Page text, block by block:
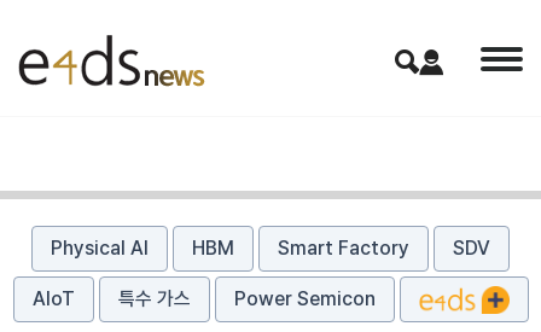
Physical AI HBM Smart Factory SDV
AIoT 특수 가스 Power Semicon